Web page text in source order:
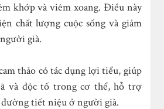
khớp và viêm xoang. Điều này
chất lượng cuộc sống và giảm
già.
thảo có tác dụng lợi tiểu, giúp
và độc tố trong cơ thể, hỗ trợ
đường tiết niệu ở người già.